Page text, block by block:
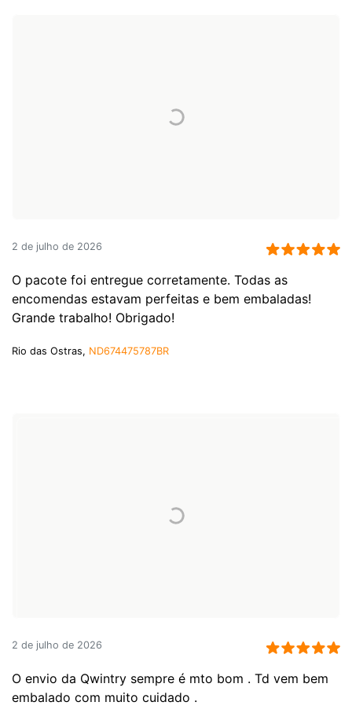
2 de julho de 2026
O pacote foi entregue corretamente. Todas as
encomendas estavam perfeitas e bem embaladas!
Grande trabalho! Obrigado!
Rio das Ostras, ND674475787BR
2 de julho de 2026
O envio da Qwintry sempre é mto bom . Td vem bem
embalado com muito cuidado .